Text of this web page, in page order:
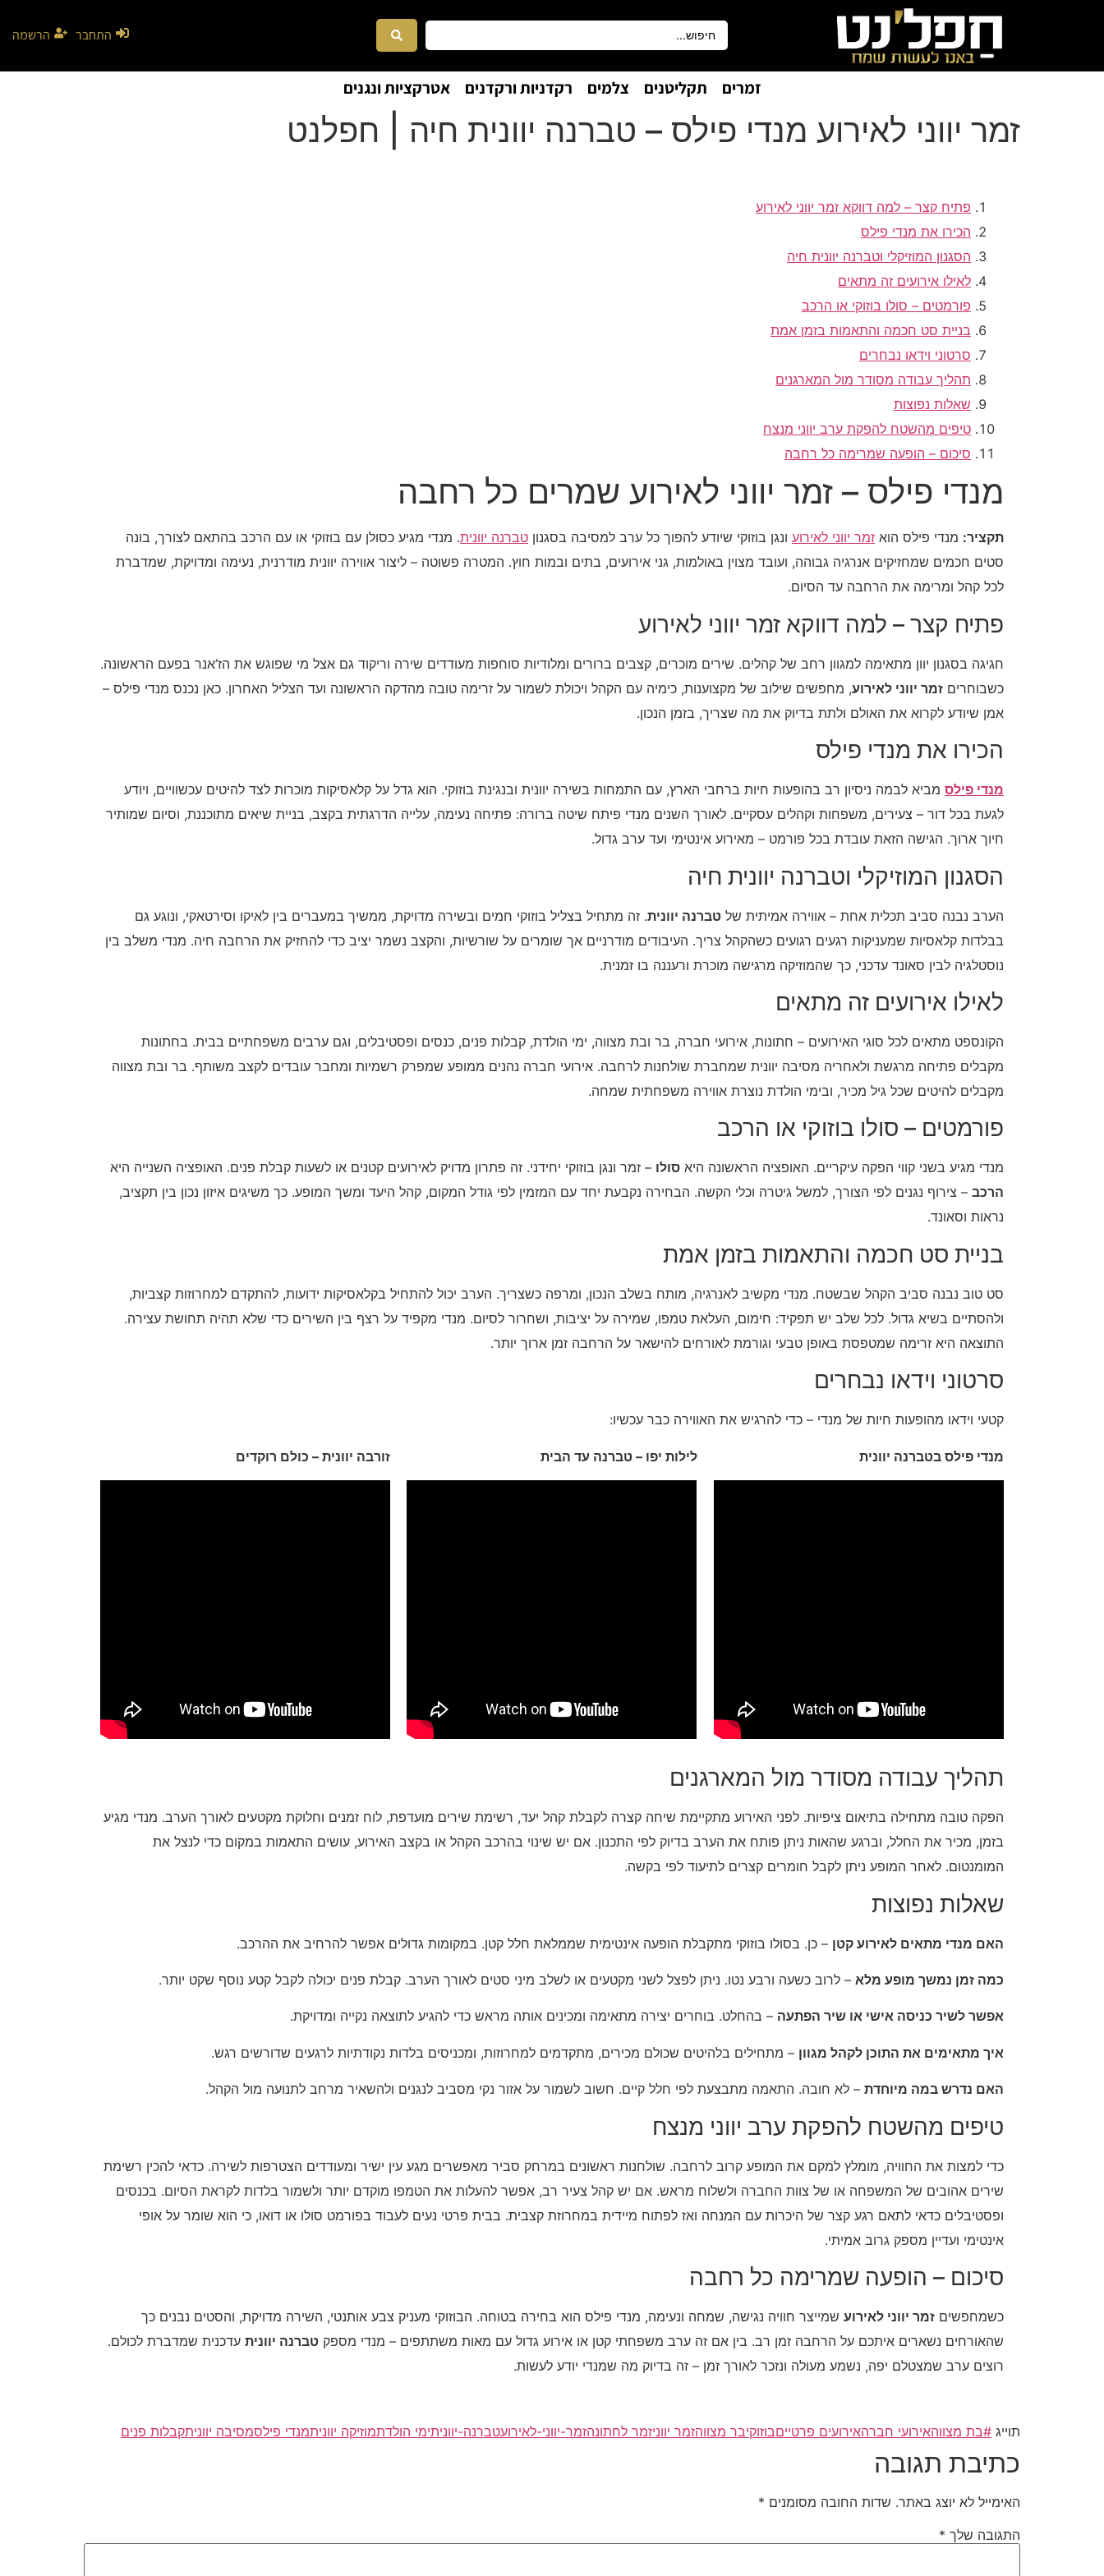
התחבר הרשמה
זמרים תקליטנים צלמים רקדניות ורקדנים אטרקציות ונגנים
זמר יווני לאירוע מנדי פילס – טברנה יוונית חיה | חפלנט
פתיח קצר – למה דווקא זמר יווני לאירוע
הכירו את מנדי פילס
הסגנון המוזיקלי וטברנה יוונית חיה
לאילו אירועים זה מתאים
פורמטים – סולו בוזוקי או הרכב
בניית סט חכמה והתאמות בזמן אמת
סרטוני וידאו נבחרים
תהליך עבודה מסודר מול המארגנים
שאלות נפוצות
טיפים מהשטח להפקת ערב יווני מנצח
סיכום – הופעה שמרימה כל רחבה
מנדי פילס – זמר יווני לאירוע שמרים כל רחבה
תקציר: מנדי פילס הוא זמר יווני לאירוע ונגן בוזוקי שיודע להפוך כל ערב למסיבה בסגנון טברנה יוונית. מנדי מגיע כסולן עם בוזוקי או עם הרכב בהתאם לצורך, בונה
סטים חכמים שמחזיקים אנרגיה גבוהה, ועובד מצוין באולמות, גני אירועים, בתים ובמות חוץ. המטרה פשוטה – ליצור אווירה יוונית מודרנית, נעימה ומדויקת, שמדברת
לכל קהל ומרימה את הרחבה עד הסיום.
פתיח קצר – למה דווקא זמר יווני לאירוע
חגיגה בסגנון יוון מתאימה למגוון רחב של קהלים. שירים מוכרים, קצבים ברורים ומלודיות סוחפות מעודדים שירה וריקוד גם אצל מי שפוגש את הז’אנר בפעם הראשונה.
כשבוחרים זמר יווני לאירוע, מחפשים שילוב של מקצוענות, כימיה עם הקהל ויכולת לשמור על זרימה טובה מהדקה הראשונה ועד הצליל האחרון. כאן נכנס מנדי פילס –
אמן שיודע לקרוא את האולם ולתת בדיוק את מה שצריך, בזמן הנכון.
הכירו את מנדי פילס
מנדי פילס מביא לבמה ניסיון רב בהופעות חיות ברחבי הארץ, עם התמחות בשירה יוונית ובנגינת בוזוקי. הוא גדל על קלאסיקות מוכרות לצד להיטים עכשוויים, ויודע
לגעת בכל דור – צעירים, משפחות וקהלים עסקיים. לאורך השנים מנדי פיתח שיטה ברורה: פתיחה נעימה, עלייה הדרגתית בקצב, בניית שיאים מתוכננת, וסיום שמותיר
חיוך ארוך. הגישה הזאת עובדת בכל פורמט – מאירוע אינטימי ועד ערב גדול.
הסגנון המוזיקלי וטברנה יוונית חיה
הערב נבנה סביב תכלית אחת – אווירה אמיתית של טברנה יוונית. זה מתחיל בצליל בוזוקי חמים ובשירה מדויקת, ממשיך במעברים בין לאיקו וסירטאקי, ונוגע גם
בבלדות קלאסיות שמעניקות רגעים רגועים כשהקהל צריך. העיבודים מודרניים אך שומרים על שורשיות, והקצב נשמר יציב כדי להחזיק את הרחבה חיה. מנדי משלב בין
נוסטלגיה לבין סאונד עדכני, כך שהמוזיקה מרגישה מוכרת ורעננה בו זמנית.
לאילו אירועים זה מתאים
הקונספט מתאים לכל סוגי האירועים – חתונות, אירועי חברה, בר ובת מצווה, ימי הולדת, קבלות פנים, כנסים ופסטיבלים, וגם ערבים משפחתיים בבית. בחתונות
מקבלים פתיחה מרגשת ולאחריה מסיבה יוונית שמחברת שולחנות לרחבה. אירועי חברה נהנים ממופע שמפרק רשמיות ומחבר עובדים לקצב משותף. בר ובת מצווה
מקבלים להיטים שכל גיל מכיר, ובימי הולדת נוצרת אווירה משפחתית שמחה.
פורמטים – סולו בוזוקי או הרכב
מנדי מגיע בשני קווי הפקה עיקריים. האופציה הראשונה היא סולו – זמר ונגן בוזוקי יחידני. זה פתרון מדויק לאירועים קטנים או לשעות קבלת פנים. האופציה השנייה היא
הרכב – צירוף נגנים לפי הצורך, למשל גיטרה וכלי הקשה. הבחירה נקבעת יחד עם המזמין לפי גודל המקום, קהל היעד ומשך המופע. כך משיגים איזון נכון בין תקציב,
נראות וסאונד.
בניית סט חכמה והתאמות בזמן אמת
סט טוב נבנה סביב הקהל שבשטח. מנדי מקשיב לאנרגיה, מותח בשלב הנכון, ומרפה כשצריך. הערב יכול להתחיל בקלאסיקות ידועות, להתקדם למחרוזות קצביות,
ולהסתיים בשיא גדול. לכל שלב יש תפקיד: חימום, העלאת טמפו, שמירה על יציבות, ושחרור לסיום. מנדי מקפיד על רצף בין השירים כדי שלא תהיה תחושת עצירה.
התוצאה היא זרימה שמטפסת באופן טבעי וגורמת לאורחים להישאר על הרחבה זמן ארוך יותר.
סרטוני וידאו נבחרים
קטעי וידאו מהופעות חיות של מנדי – כדי להרגיש את האווירה כבר עכשיו:
מנדי פילס בטברנה יוונית לילות יפו – טברנה עד הבית זורבה יוונית – כולם רוקדים
תהליך עבודה מסודר מול המארגנים
הפקה טובה מתחילה בתיאום ציפיות. לפני האירוע מתקיימת שיחה קצרה לקבלת קהל יעד, רשימת שירים מועדפת, לוח זמנים וחלוקת מקטעים לאורך הערב. מנדי מגיע
בזמן, מכיר את החלל, וברגע שהאות ניתן פותח את הערב בדיוק לפי התכנון. אם יש שינוי בהרכב הקהל או בקצב האירוע, עושים התאמות במקום כדי לנצל את
המומנטום. לאחר המופע ניתן לקבל חומרים קצרים לתיעוד לפי בקשה.
שאלות נפוצות
האם מנדי מתאים לאירוע קטן – כן. בסולו בוזוקי מתקבלת הופעה אינטימית שממלאת חלל קטן. במקומות גדולים אפשר להרחיב את ההרכב.
כמה זמן נמשך מופע מלא – לרוב כשעה ורבע נטו. ניתן לפצל לשני מקטעים או לשלב מיני סטים לאורך הערב. קבלת פנים יכולה לקבל קטע נוסף שקט יותר.
אפשר לשיר כניסה אישי או שיר הפתעה – בהחלט. בוחרים יצירה מתאימה ומכינים אותה מראש כדי להגיע לתוצאה נקייה ומדויקת.
איך מתאימים את התוכן לקהל מגוון – מתחילים בלהיטים שכולם מכירים, מתקדמים למחרוזות, ומכניסים בלדות נקודתיות לרגעים שדורשים רגש.
האם נדרש במה מיוחדת – לא חובה. התאמה מתבצעת לפי חלל קיים. חשוב לשמור על אזור נקי מסביב לנגנים ולהשאיר מרחב לתנועה מול הקהל.
טיפים מהשטח להפקת ערב יווני מנצח
כדי למצות את החוויה, מומלץ למקם את המופע קרוב לרחבה. שולחנות ראשונים במרחק סביר מאפשרים מגע עין ישיר ומעודדים הצטרפות לשירה. כדאי להכין רשימת
שירים אהובים של המשפחה או של צוות החברה ולשלוח מראש. אם יש קהל צעיר רב, אפשר להעלות את הטמפו מוקדם יותר ולשמור בלדות לקראת הסיום. בכנסים
ופסטיבלים כדאי לתאם רגע קצר של היכרות עם המנחה ואז לפתוח מיידית במחרוזת קצבית. בבית פרטי נעים לעבוד בפורמט סולו או דואו, כי הוא שומר על אופי
אינטימי ועדיין מספק גרוב אמיתי.
סיכום – הופעה שמרימה כל רחבה
כשמחפשים זמר יווני לאירוע שמייצר חוויה נגישה, שמחה ונעימה, מנדי פילס הוא בחירה בטוחה. הבוזוקי מעניק צבע אותנטי, השירה מדויקת, והסטים נבנים כך
שהאורחים נשארים איתכם על הרחבה זמן רב. בין אם זה ערב משפחתי קטן או אירוע גדול עם מאות משתתפים – מנדי מספק טברנה יוונית עדכנית שמדברת לכולם.
רוצים ערב שמצטלם יפה, נשמע מעולה ונזכר לאורך זמן – זה בדיוק מה שמנדי יודע לעשות.
תוייג #בת מצווהאירועי חברהאירועים פרטייםבוזוקיבר מצווהזמר יווניזמר לחתונהזמר-יווני-לאירועטברנה-יווניתימי הולדתמוזיקה יווניתמנדי פילסמסיבה יווניתקבלות פנים
כתיבת תגובה
האימייל לא יוצג באתר. שדות החובה מסומנים *
התגובה שלך *